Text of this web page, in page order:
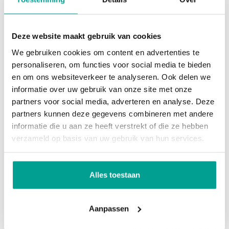
Deze website maakt gebruik van cookies
We gebruiken cookies om content en advertenties te
personaliseren, om functies voor social media te bieden
en om ons websiteverkeer te analyseren. Ook delen we
informatie over uw gebruik van onze site met onze
partners voor social media, adverteren en analyse. Deze
partners kunnen deze gegevens combineren met andere
informatie die u aan ze heeft verstrekt of die ze hebben
verzameld op basis van uw gebruik van hun services.
Alles toestaan
Aanpassen
badkamer.
De badkamer is voorzien van een ligbad, toilet,
douchecabine, wastafel en radiator.
2e verdieping:
De overloop biedt toegang tot de vierde
over een praktische schuifwandkast en bevindt
zich hier de opstelling van de cv-installatie en de
Dak
Overig
Permanente bewoning
Onderhoud binnen
Onderhoud buiten Goed